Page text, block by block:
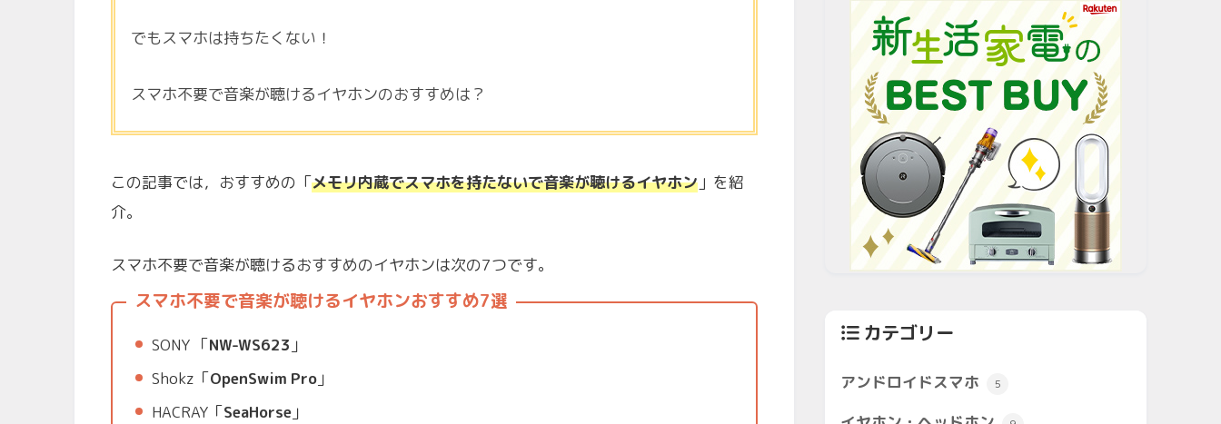
でもスマホは持ちたくない！
スマホ不要で音楽が聴けるイヤホンのおすすめは？
この記事では，おすすめの「メモリ内蔵でスマホを持たないで音楽が聴けるイヤホン 」を紹
介。
スマホ不要で音楽が聴けるおすすめのイヤホンは次の7つです。
スマホ不要で音楽が聴けるイヤホンおすすめ7選
SONY 「NW-WS623 」
Shokz「OpenSwim Pro」
HACRAY「SeaHorse」
カテゴリー
アンドロイドスマホ 5